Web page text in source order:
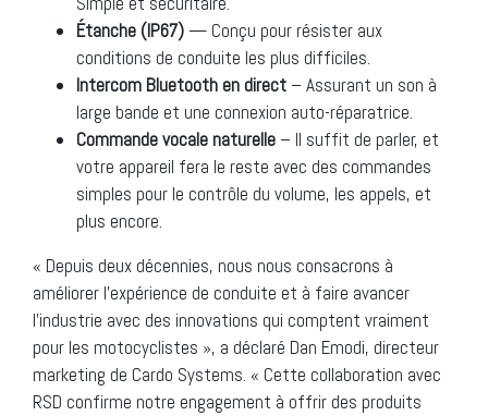
Étanche (IP67) — Conçu pour résister aux
conditions de conduite les plus difficiles.
Intercom Bluetooth en direct – Assurant un son à
large bande et une connexion auto-réparatrice.
Commande vocale naturelle – Il suffit de parler, et
votre appareil fera le reste avec des commandes
simples pour le contrôle du volume, les appels, et
plus encore.
« Depuis deux décennies, nous nous consacrons à
améliorer l’expérience de conduite et à faire avancer
l’industrie avec des innovations qui comptent vraiment
pour les motocyclistes », a déclaré Dan Emodi, directeur
marketing de Cardo Systems. « Cette collaboration avec
RSD confirme notre engagement à offrir des produits